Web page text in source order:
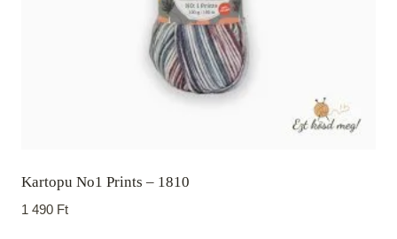
Kartopu No1 Prints – 1810
1 490 Ft